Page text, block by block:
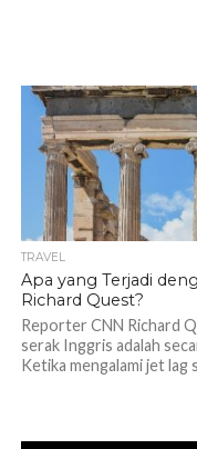
TRAVEL
Apa yang Terjadi
Richard Quest?
Reporter CNN Richard
serak Inggris adalah
Ketika mengalami jet lag